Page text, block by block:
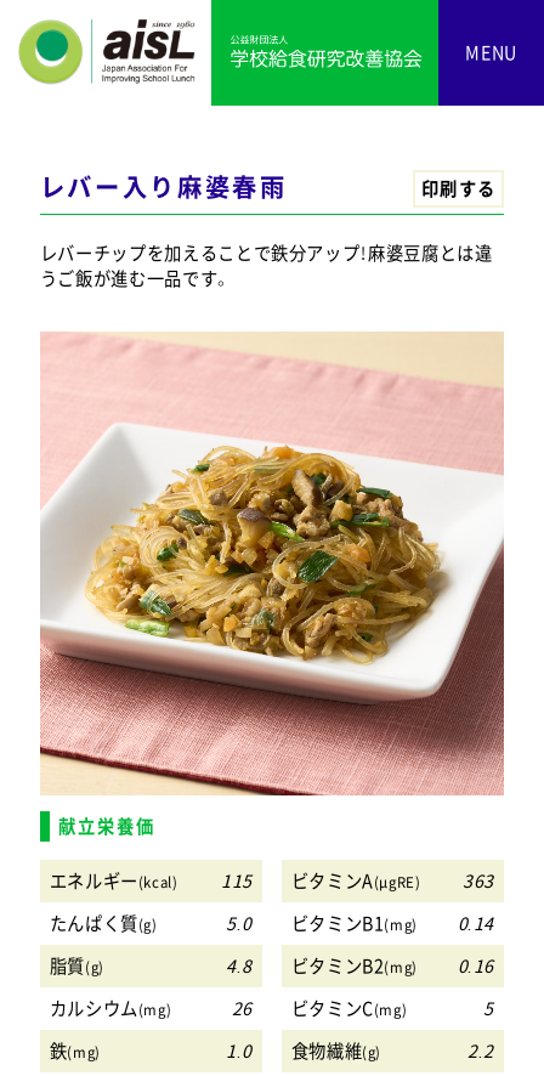
MENU
レバー入り麻婆春雨 印刷する
レバーチップを加えることで鉄分アップ！麻婆豆腐とは違
うご飯が進む一品です。
献立栄養価
エネルギー(kcal) 115 ビタミンA(μgRE)
363
たんぱく質(g) 5.0 ビタミンB1(mg)
0.14
脂質(g) 4.8 ビタミンB2(mg)
0.16
カルシウム(mg) 26 ビタミンC(mg)
5
鉄(mg) 1.0 食物繊維(g)
2.2